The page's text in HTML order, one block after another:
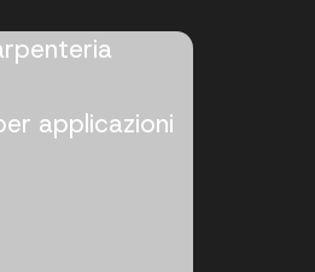
applicazioni